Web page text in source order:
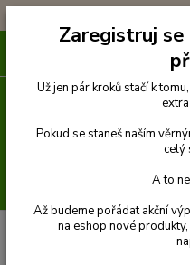
Venčení Obojky
Zaregistruj se
Už jen pár kroků stačí k
Pokud se staneš naším
celý
A to
Až budeme pořádat akční
na eshop nové